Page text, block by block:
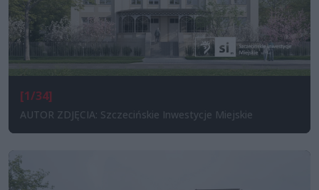
[1/34]
AUTOR ZDJĘCIA: Szczecińskie Inwestycje Miejskie